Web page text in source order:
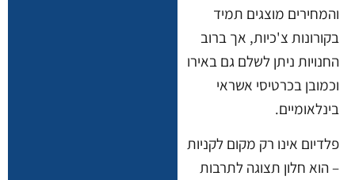
והמחירים מוצגים תמיד
בקורונות צ'כיות, אך ברוב
החנויות ניתן לשלם גם באירו
וכמובן בכרטיסי אשראי
בינלאומיים.
פלדיום אינו רק מקום לקניות
– הוא חלון תצוגה לתרבות